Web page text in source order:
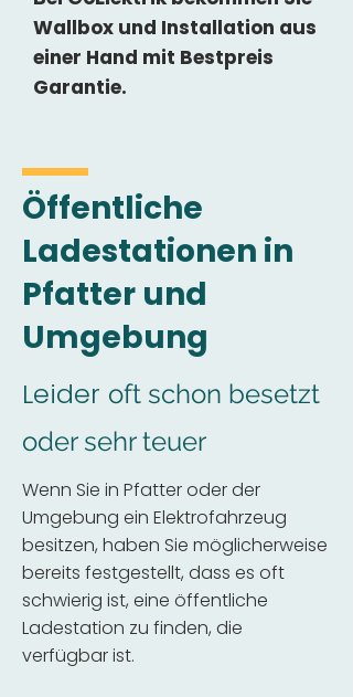
Wallbox und Installation aus
einer Hand mit Bestpreis
Garantie.
Öffentliche
Ladestationen in
Pfatter und
Umgebung
Leider oft schon besetzt
oder sehr teuer
Wenn Sie in Pfatter oder der
Umgebung ein Elektrofahrzeug
besitzen, haben Sie möglicherweise
bereits festgestellt, dass es oft
schwierig ist, eine öffentliche
Ladestation zu finden, die
verfügbar ist.